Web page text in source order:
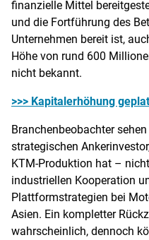
finanzielle Mittel
und die Fortführung des
Unternehmen bereit ist,
Höhe von rund 600
nicht bekannt.
>>> Kapitalerhöhung
Branchenbeobachter
strategischen
KTM-Produktion hat –
industriellen Kooperation
Plattformstrategien bei
Asien. Ein kompletter
wahrscheinlich, dennoch